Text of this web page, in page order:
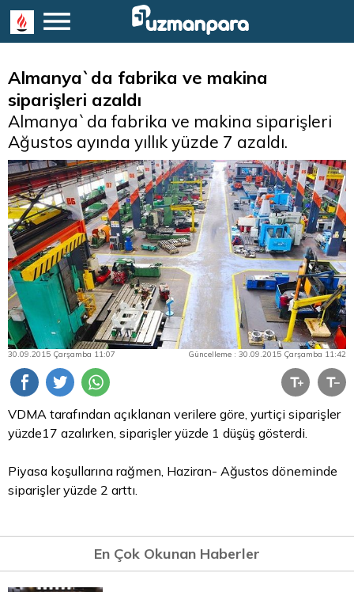
Almanya`da fabrika ve makina
siparişleri azaldı
Almanya`da fabrika ve makina siparişleri
Ağustos ayında yıllık yüzde 7 azaldı.
30.09.2015 Çarşamba 11:07 Güncelleme : 30.09.2015 Çarşamba 11:42
VDMA tarafından açıklanan verilere göre, yurtiçi siparişler
yüzde17 azalırken, siparişler yüzde 1 düşüş gösterdi.
Piyasa koşullarına rağmen, Haziran- Ağustos döneminde
siparişler yüzde 2 arttı.
En Çok Okunan Haberler